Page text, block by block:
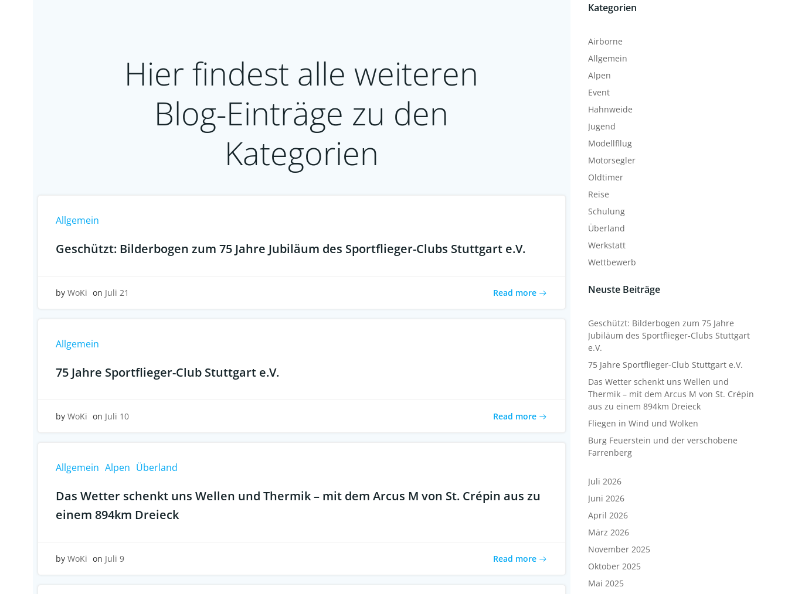
Hier findest alle weiteren
Blog-Einträge zu den
Kategorien
Allgemein
Geschützt: Bilderbogen zum 75 Jahre Jubiläum des Sportflieger-Clubs Stuttgart e.V.
by WoKi on Juli 21 Read more
Allgemein
75 Jahre Sportflieger-Club Stuttgart e.V.
by WoKi on Juli 10 Read more
Allgemein Alpen Überland
Das Wetter schenkt uns Wellen und Thermik – mit dem Arcus M von St. Crépin aus zu
einem 894km Dreieck
by WoKi on Juli 9 Read more
Kategorien
Airborne
Allgemein
Alpen
Event
Hahnweide
Jugend
Modellfllug
Motorsegler
Oldtimer
Reise
Schulung
Überland
Werkstatt
Wettbewerb
Neuste Beiträge
Geschützt: Bilderbogen zum 75 Jahre
Jubiläum des Sportflieger-Clubs Stuttgart
e.V.
75 Jahre Sportflieger-Club Stuttgart e.V.
Das Wetter schenkt uns Wellen und
Thermik – mit dem Arcus M von St. Crépin
aus zu einem 894km Dreieck
Fliegen in Wind und Wolken
Burg Feuerstein und der verschobene
Farrenberg
Juli 2026
Juni 2026
April 2026
März 2026
November 2025
Oktober 2025
Mai 2025